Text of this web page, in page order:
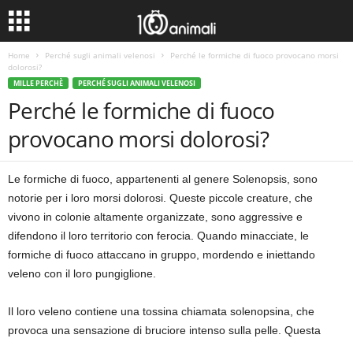
Home Perché sugli animali velenosi
Perché le formiche di fuoco provocano morsi
dolorosi?
MILLE PERCHÈ PERCHÉ SUGLI ANIMALI VELENOSI
Perché le formiche di fuoco
provocano morsi dolorosi?
Le formiche di fuoco, appartenenti al genere Solenopsis, sono
notorie per i loro morsi dolorosi. Queste piccole creature, che
vivono in colonie altamente organizzate, sono aggressive e
difendono il loro territorio con ferocia. Quando minacciate, le
formiche di fuoco attaccano in gruppo, mordendo e iniettando
veleno con il loro pungiglione.
Il loro veleno contiene una tossina chiamata solenopsina, che
provoca una sensazione di bruciore intenso sulla pelle. Questa